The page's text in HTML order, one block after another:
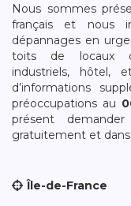
Nous sommes
français et nous
dépannages en
toits de locaux
industriels, hôtel,
d’informations
préoccupations au
présent
gratuitement et dans
Île-de-France